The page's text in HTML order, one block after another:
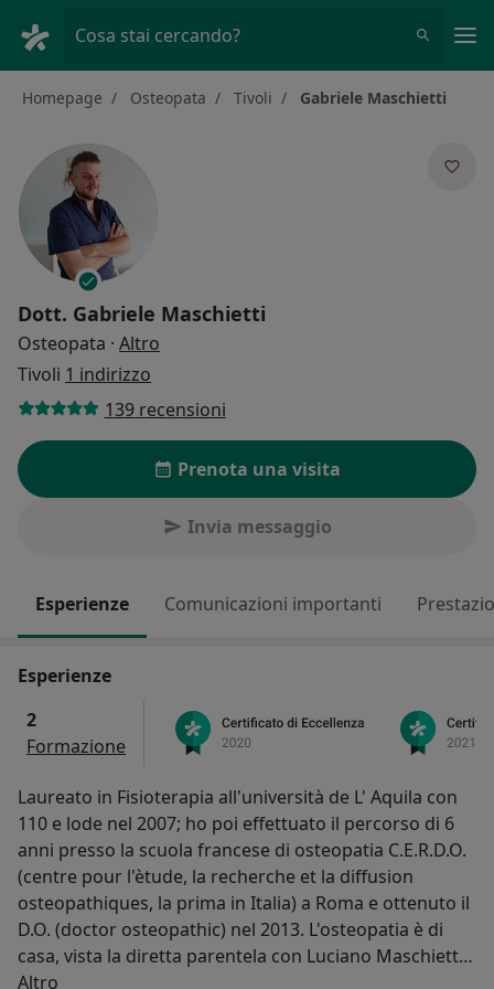
Cosa stai cercando?
Homepage Osteopata Tivoli Gabriele Maschietti
Dott. Gabriele Maschietti
Osteopata · Altro
Tivoli 1 indirizzo
139 recensioni
Prenota una visita
Invia messaggio
Esperienze Comunicazioni importanti
Esperienze
2
Formazione
Laureato in Fisioterapia all'università de L' Aquila con
110 e lode nel 2007; ho poi effettuato il percorso di 6
anni presso la scuola francese di osteopatia C.E.R.D.O.
(centre pour l'ètude, la recherche et la diffusion
osteopathiques, la prima in Italia) a Roma e ottenuto il
D.O. (doctor osteopathic) nel 2013. L'osteopatia è di
casa, vista la diretta parentela con Luciano Maschietti
(mio papà), uno dei primi osteopati italiani (studi 1989-
Altro